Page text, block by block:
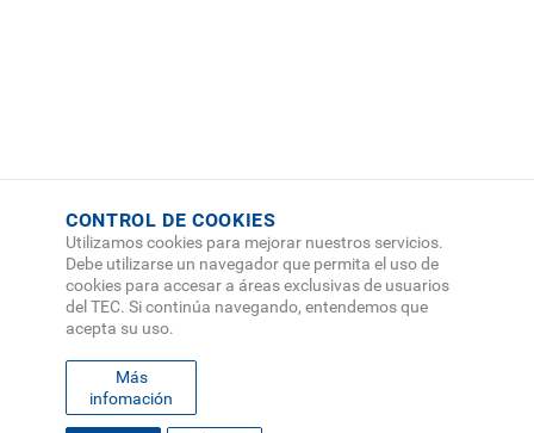
CONTROL DE COOKIES
Utilizamos cookies para mejorar nuestros servicios.
Debe utilizarse un navegador que permita el uso de
cookies para accesar a áreas exclusivas de usuarios
del TEC. Si continúa navegando, entendemos que
acepta su uso.
Más
infomación